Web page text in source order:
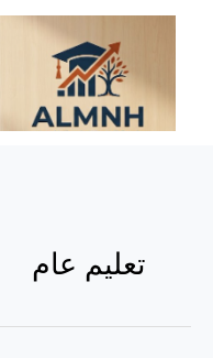
تخطي
تعليم عام